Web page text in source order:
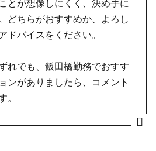
とが想像しにくく、決め手に
どちらがおすすめか、よろし
ドバイスをください。
れでも、飯田橋勤務でおすす
ンがありましたら、コメント
。